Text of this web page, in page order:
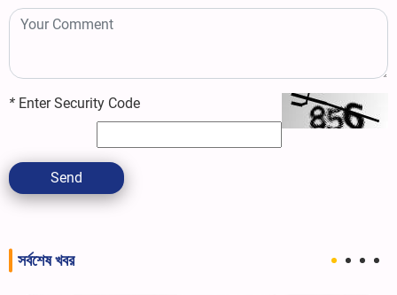
* Enter Security Code
Send
সর্বশেষ খবর